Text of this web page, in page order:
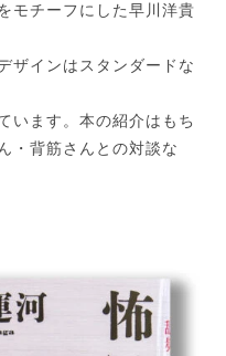
モチーフにした早川洋貴
ザインはスタンダードな
います。本の紹介はもち
・背筋さんとの対談な